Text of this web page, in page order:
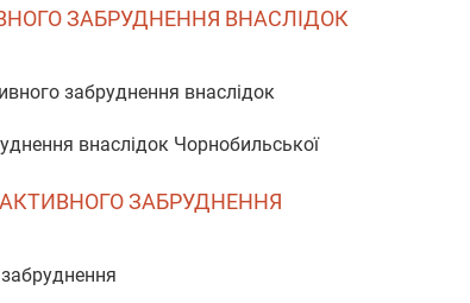
ЗАБРУДНЕННЯ ВНАСЛІДОК
забруднення внаслідок
внаслідок Чорнобильської
ЗАБРУДНЕННЯ